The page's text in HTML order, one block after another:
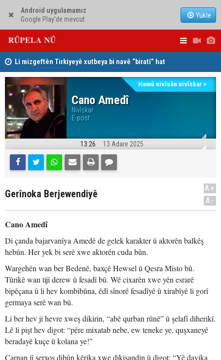
Android uygulamamız
Google Play'de mevcut
Yükle
Li mizgeftên Tirkiyeyê xutbeya bi navê “biratî” hat
xwendin sîstema
Cano Amedî
Nivîskar
E-post:
Hemû nivîsên nivîskar >
13:26 13 Adare 2025
Gerînoka Berjewendiyê
A+
A-
Cano Amedî
Di çanda bajarvanîya Amedê de gelek karakter û aktorên balkêş
hebûn. Her yek bi serê xwe aktorên cuda bûn.
Wargehên wan ber Bedenê, baxçê Hewsel û Qesra Misto bû.
Tûrikê wan tijî derew û fesadî bû. Wê cixarên xwe yên esrarê
bipêçana û li hev kombibûna, êdî sînorê fesadîyê û xirabîyê li gorî
germaya serê wan bû.
Li ber hev ji hevre xweş dikirin, “abê qurban rûnê” û şelafî diherikî.
Lê li pişt hev digot: “pêre mixatab nebe, ew teneke ye, quşxaneyê
beradayê kuçe û kolana ye!”
Carnan jî serxoş dibûn kêrika xwe dikişandin û digot: “Yê dayika